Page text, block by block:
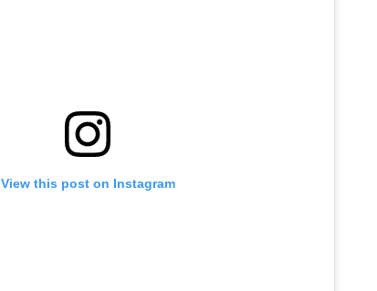
View this post on Instagram